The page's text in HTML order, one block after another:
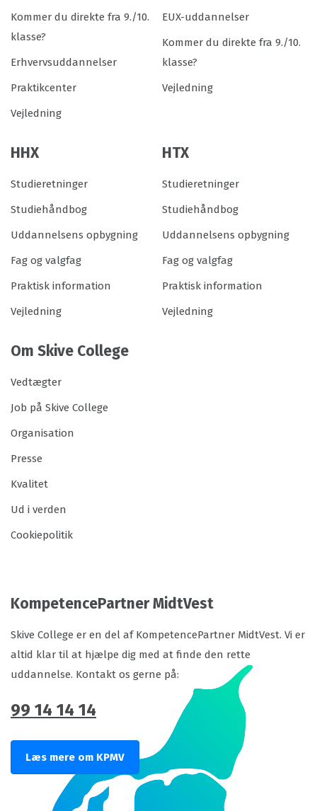
Kommer du direkte fra 9./10.
klasse?
Erhvervsuddannelser
Praktikcenter
Vejledning
EUX-uddannelser
Kommer du direkte fra 9./10.
klasse?
Vejledning
HHX
Studieretninger
Studiehåndbog
Uddannelsens opbygning
Fag og valgfag
Praktisk information
Vejledning
HTX
Studieretninger
Studiehåndbog
Uddannelsens opbygning
Fag og valgfag
Praktisk information
Vejledning
Om Skive College
Vedtægter
Job på Skive College
Organisation
Presse
Kvalitet
Ud i verden
Cookiepolitik
KompetencePartner MidtVest
Skive College er en del af KompetencePartner MidtVest. Vi er
altid klar til at hjælpe dig med at finde den rette
uddannelse. Kontakt os gerne på:
99 14 14 14
Læs mere om KPMV